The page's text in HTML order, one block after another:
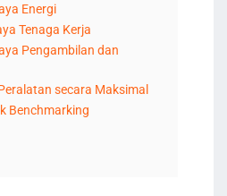
Energi
Tenaga Kerja
Pengambilan dan
secara Maksimal
Benchmarking